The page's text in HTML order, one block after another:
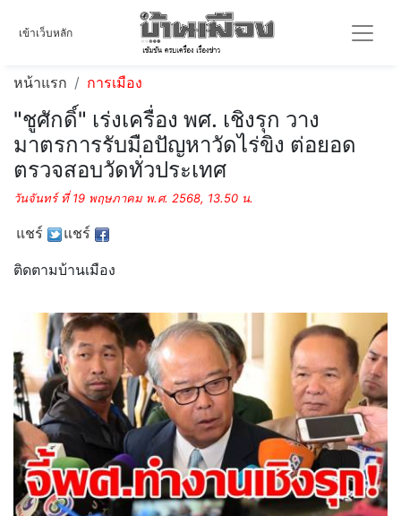
เข้าเว็บหลัก
หน้าแรก การเมือง
"ชูศักดิ์" เร่งเครื่อง พศ. เชิงรุก วาง
มาตรการรับมือปัญหาวัดไร่ขิง ต่อยอด
ตรวจสอบวัดทั่วประเทศ
วันจันทร์ ที่ 19 พฤษภาคม พ.ศ. 2568, 13.50 น.
แชร์ แชร์
ติดตามบ้านเมือง